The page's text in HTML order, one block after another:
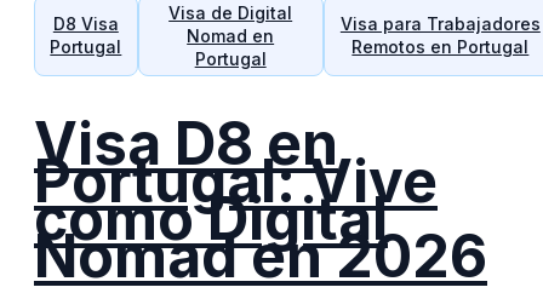
D8 Visa
Portugal
Visa de Digital
Nomad en
Portugal
Visa para Trabajadores
Remotos en Portugal
Visa D8 en
Portugal: Vive
como Digital
Nomad en 2026